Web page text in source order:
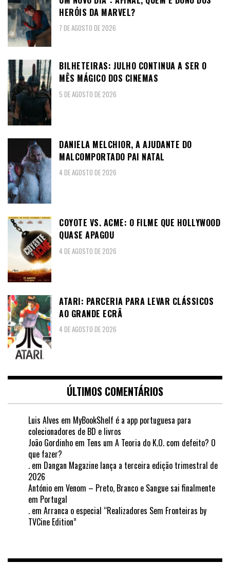
HERÓIS DA MARVEL?
7 DE AGOSTO DE 2026
BILHETEIRAS: JULHO CONTINUA A SER O
MÊS MÁGICO DOS CINEMAS
5 DE AGOSTO DE 2026
DANIELA MELCHIOR, A AJUDANTE DO
MALCOMPORTADO PAI NATAL
4 DE AGOSTO DE 2026
COYOTE VS. ACME: O FILME QUE HOLLYWOOD
QUASE APAGOU
4 DE AGOSTO DE 2026
ATARI: PARCERIA PARA LEVAR CLÁSSICOS
AO GRANDE ECRÃ
4 DE AGOSTO DE 2026
ÚLTIMOS COMENTÁRIOS
Luis Alves em MyBookShelf é a app portuguesa para
colecionadores de BD e livros
João Gordinho em Tens um A Teoria do K.O. com defeito? O
que fazer?
. em Dangan Magazine lança a terceira edição trimestral de
2026
António em Venom – Preto, Branco e Sangue sai finalmente
em Portugal
. em Arranca o especial “Realizadores Sem Fronteiras by
TVCine Edition”